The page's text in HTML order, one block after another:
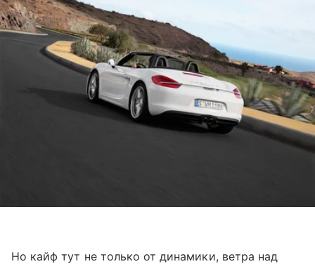
Но кайф тут не только от динамики, ветра над